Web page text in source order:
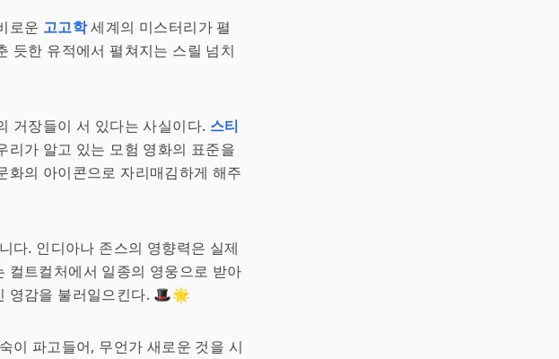
로운 고고학세계의 미스터리가 펼
듯한 유적에서 펼쳐지는 스릴 넘치
거장들이 서 있다는 사실이다. 스티
리가 알고 있는 모험 영화의 표준을
화의 아이콘으로 자리매김하게 해주
다. 인디아나 존스의 영향력은 실제
컬트컬처에서 일종의 영웅으로 받아
영감을 불러일으킨다. 🎩🌟
이 파고들어, 무언가 새로운 것을 시